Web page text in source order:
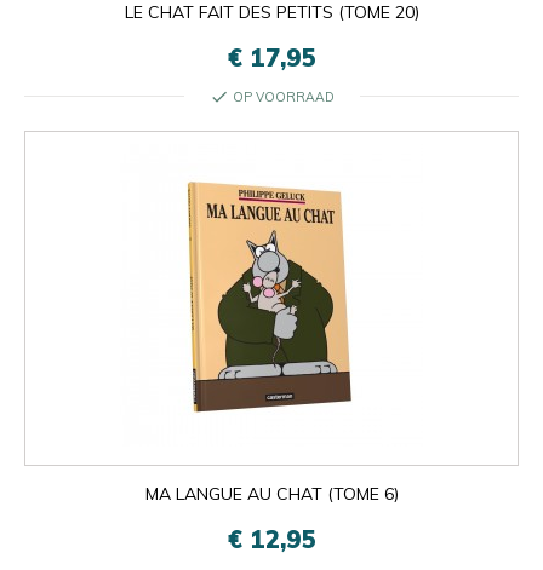
LE CHAT FAIT DES PETITS (TOME 20)
€ 17,95
check OP VOORRAAD
MA LANGUE AU CHAT (TOME 6)
€ 12,95